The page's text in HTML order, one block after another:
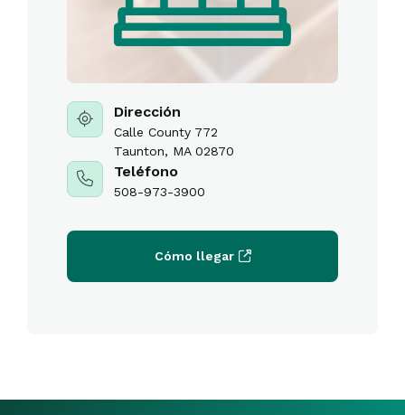
Dirección
Calle County 772
Taunton, MA 02870
Teléfono
508-973-3900
Cómo llegar